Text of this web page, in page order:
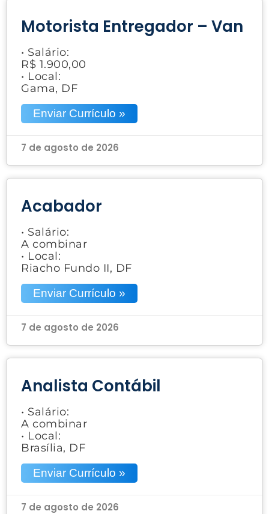
Motorista Entregador – Van
• Salário:
R$ 1.900,00
• Local:
Gama, DF
Enviar Currículo »
7 de agosto de 2026
Acabador
• Salário:
A combinar
• Local:
Riacho Fundo II, DF
Enviar Currículo »
7 de agosto de 2026
Analista Contábil
• Salário:
A combinar
• Local:
Brasília, DF
Enviar Currículo »
7 de agosto de 2026